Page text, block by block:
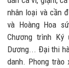
nhân loại và cần
và Hoàng Hoa
Chương trình
Dương... Đại thi
danh. Phong trào